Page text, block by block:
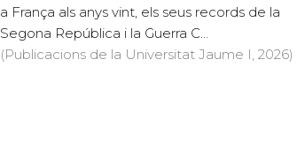
a França als anys vint, els seus records de la
Segona República i la Guerra C...
(Publicacions de la Universitat Jaume I, 2026)